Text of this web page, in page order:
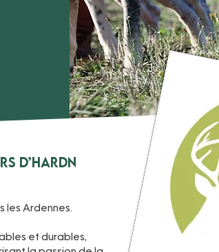
D’HARDN
les Ardennes.
et durables,